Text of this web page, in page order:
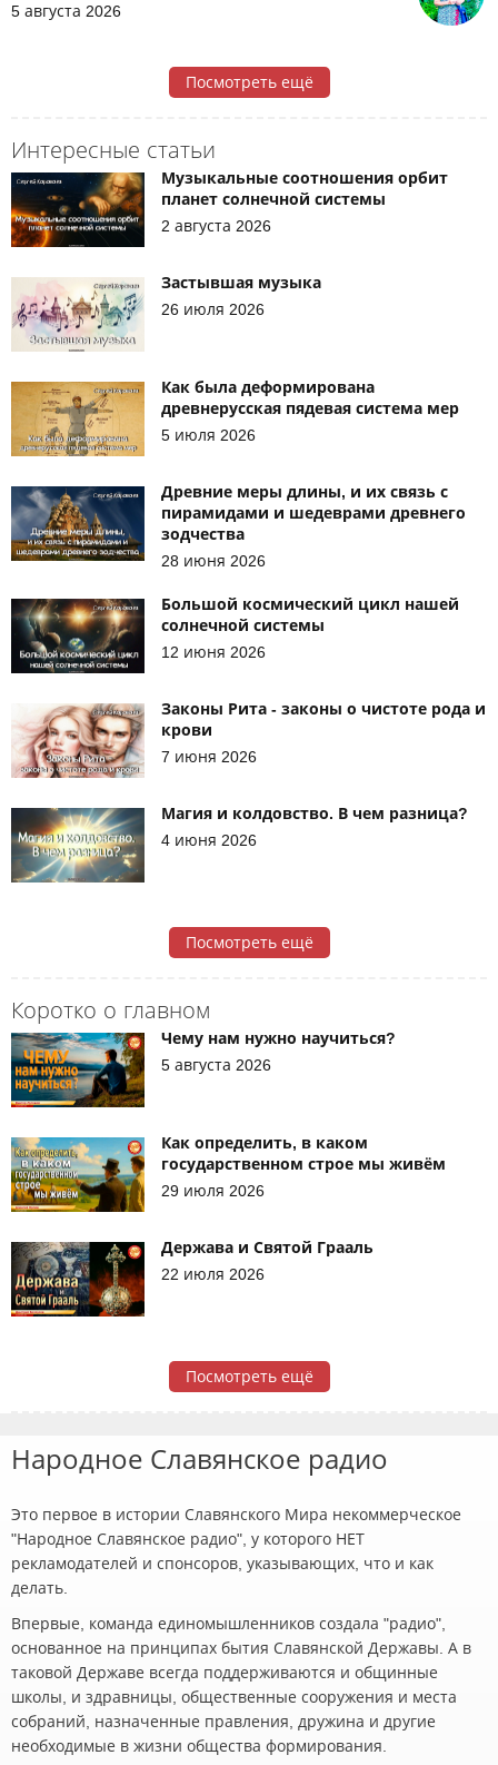
5 августа 2026
Посмотреть ещё
Коротко о главном
Чему нам нужно научиться?
5 августа 2026
Как определить, в каком
государственном строе мы живём
29 июля 2026
Держава и Святой Грааль
22 июля 2026
Посмотреть ещё
Интересные статьи
Музыкальные соотношения орбит
планет солнечной системы
2 августа 2026
Застывшая музыка
26 июля 2026
Как была деформирована
древнерусская пядевая система мер
5 июля 2026
Древние меры длины, и их связь с
пирамидами и шедеврами древнего
зодчества
28 июня 2026
Большой космический цикл нашей
солнечной системы
12 июня 2026
Законы Рита - законы о чистоте рода и
крови
7 июня 2026
Магия и колдовство. В чем разница?
4 июня 2026
Посмотреть ещё
Народное Славянское радио
Это первое в истории Славянского Мира некоммерческое
"Народное Славянское радио", у которого НЕТ
рекламодателей и спонсоров, указывающих, что и как
делать.
Впервые, команда единомышленников создала "радио",
основанное на принципах бытия Славянской Державы. А в
таковой Державе всегда поддерживаются и общинные
школы, и здравницы, общественные сооружения и места
собраний, назначенные правления, дружина и другие
необходимые в жизни общества формирования.